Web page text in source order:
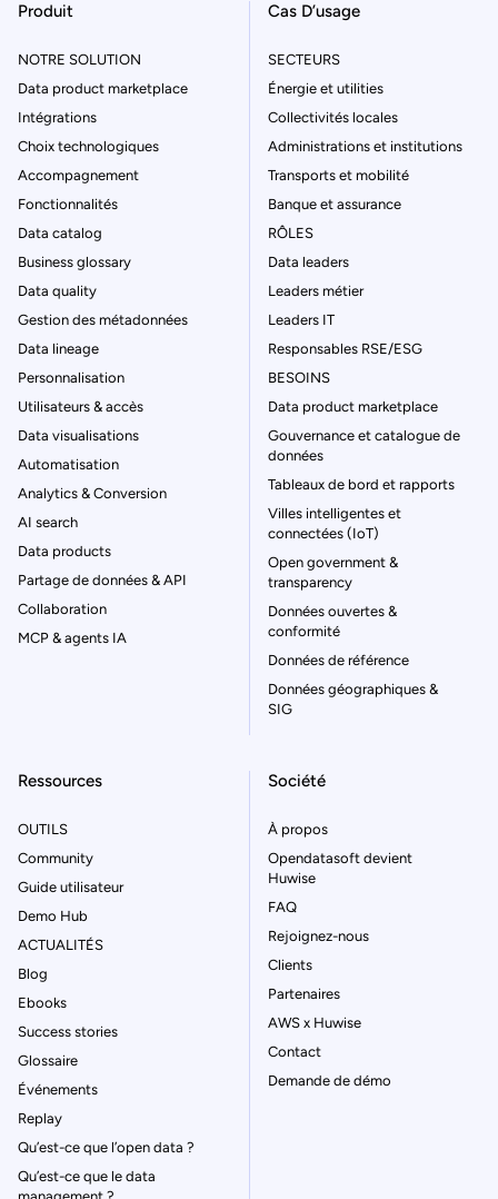
Produit
NOTRE SOLUTION
Data product marketplace
Intégrations
Choix technologiques
Accompagnement
Fonctionnalités
Data catalog
Business glossary
Data quality
Gestion des métadonnées
Data lineage
Personnalisation
Utilisateurs & accès
Data visualisations
Automatisation
Analytics & Conversion
AI search
Data products
Partage de données & API
Collaboration
MCP & agents IA
Cas D’usage
SECTEURS
Énergie et utilities
Collectivités locales
Administrations et institutions
Transports et mobilité
Banque et assurance
RÔLES
Data leaders
Leaders métier
Leaders IT
Responsables RSE/ESG
BESOINS
Data product marketplace
Gouvernance et catalogue de
données
Tableaux de bord et rapports
Villes intelligentes et
connectées (IoT)
Open government &
transparency
Données ouvertes &
conformité
Données de référence
Données géographiques &
SIG
Ressources
OUTILS
Community
Guide utilisateur
Demo Hub
ACTUALITÉS
Blog
Ebooks
Success stories
Glossaire
Événements
Replay
Qu’est-ce que l’open data ?
Qu’est-ce que le data
Société
À propos
Opendatasoft devient
Huwise
FAQ
Rejoignez-nous
Clients
Partenaires
AWS x Huwise
Contact
Demande de démo